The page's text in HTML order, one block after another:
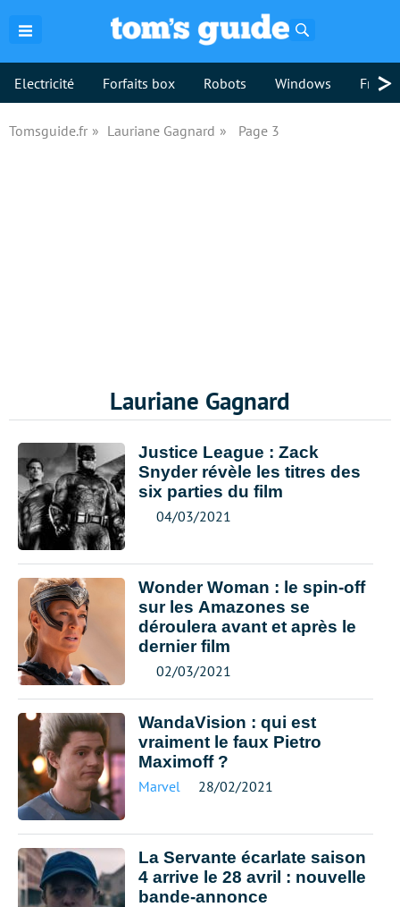
Electricité Forfaits box Robots Windows >
Tomsguide.fr Lauriane Gagnard Page 3
Lauriane Gagnard
Justice League : Zack
Snyder révèle les titres des
six parties du film
04/03/2021
Wonder Woman : le spin-off
sur les Amazones se
déroulera avant et après le
dernier film
02/03/2021
WandaVision : qui est
vraiment le faux Pietro
Maximoff ?
Marvel 28/02/2021
La Servante écarlate saison
4 arrive le 28 avril : nouvelle
bande-annonce